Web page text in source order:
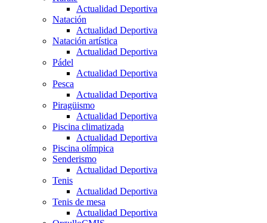
Actualidad Deportiva
Natación
Actualidad Deportiva
Natación artística
Actualidad Deportiva
Pádel
Actualidad Deportiva
Pesca
Actualidad Deportiva
Piragüismo
Actualidad Deportiva
Piscina climatizada
Actualidad Deportiva
Piscina olímpica
Senderismo
Actualidad Deportiva
Tenis
Actualidad Deportiva
Tenis de mesa
Actualidad Deportiva